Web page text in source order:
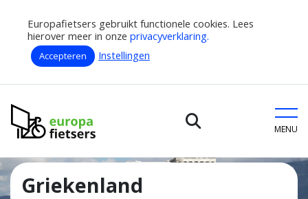
Europafietsers gebruikt functionele cookies. Lees
hierover meer in onze privacyverklaring.
Accepteren Instellingen
Europafietsers
MENU
Griekenland